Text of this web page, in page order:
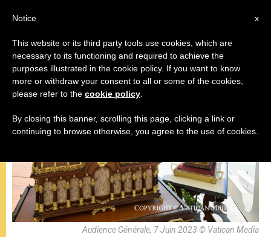
المقابلة العامة ,قديسون وطوباويون
Audience Générale, 7 Juin 2023 © Vatican Media
x
Notice
This website or its third party tools use cookies, which are
necessary to its functioning and required to achieve the
purposes illustrated in the cookie policy. If you want to know
more or withdraw your consent to all or some of the cookies,
please refer to the cookie policy
By closing this banner, scrolling this page, clicking a link or
continuing to browse otherwise, you agree to the use of cookies.